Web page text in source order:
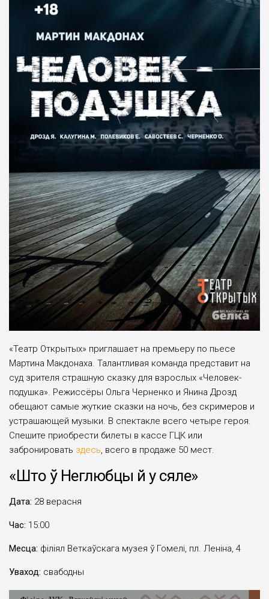
«Театр Открытых» приглашает на премьеру по пьесе
Мартина Макдонаха. Талантливая команда представит на
суд зрителя страшную сказку для взрослых «Человек-
подушка». Режиссёры Ольга Черненко и Янина Дрозд
обещают самые жуткие сказки на ночь, без скримеров и
устрашающей музыки. В спектакле всего четыре героя.
Спешите приобрести билеты в кассе ГЦК или
забронировать здесь , всего в продаже 50 мест.
«Што ў Неглюбцы й у сяле»
Дата: 28 верасня
Час: 15:00
Месца: філіял Веткаўскага музея ў Гомелі, пл. Ленiна, 4
Уваход: свабодны